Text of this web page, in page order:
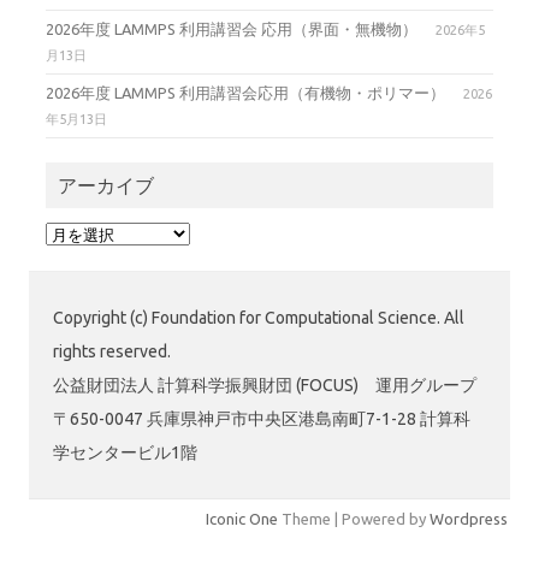
2026年度 LAMMPS 利用講習会 応用（界面・無機物）
2026年5
月13日
2026年度 LAMMPS 利用講習会応用（有機物・ポリマー）
2026
年5月13日
アーカイブ
ア
ブ
Copyright (c) Foundation for Computational Science. All
rights reserved.
公益財団法人 計算科学振興財団 (FOCUS) 運用グループ
〒650-0047 兵庫県神戸市中央区港島南町7-1-28 計算科
学センタービル1階
Iconic One Theme | Powered by Wordpress